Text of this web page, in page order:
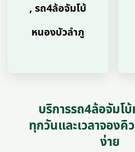
, รถ4ล้อจัมโบ้
หนองบัวลำภู
บริการรถ4ล้อจัมโ
ทุกวันและเวลาจองคิ
ง่าย